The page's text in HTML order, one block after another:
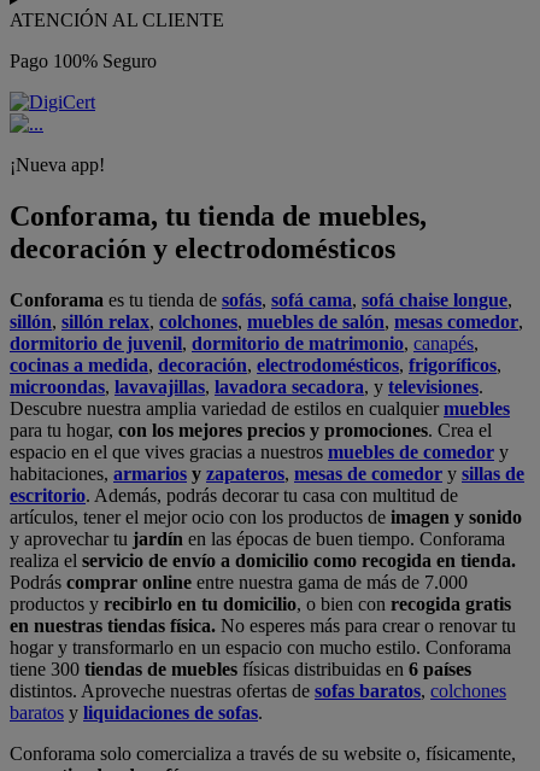
ATENCIÓN AL CLIENTE
Pago 100% Seguro
¡Nueva app!
Conforama, tu tienda de muebles,
decoración y electrodomésticos
Conforama es tu tienda de sofás, sofá cama, sofá chaise longue,
sillón, sillón relax, colchones, muebles de salón, mesas comedor,
dormitorio de juvenil, dormitorio de matrimonio, canapés,
cocinas a medida, decoración, electrodomésticos, frigoríficos,
microondas, lavavajillas, lavadora secadora, y televisiones.
Descubre nuestra amplia variedad de estilos en cualquiermuebles
para tu hogar, con los mejores precios y promociones. Crea el
espacio en el que vives gracias a nuestros muebles de comedor y
habitaciones, armarios y zapateros, mesas de comedor y sillas de
escritorio. Además, podrás decorar tu casa con multitud de
artículos, tener el mejor ocio con los productos de imagen y sonido
y aprovechar tu jardín en las épocas de buen tiempo. Conforama
realiza el servicio de envío a domicilio como recogida en tienda.
Podrás comprar online entre nuestra gama de más de 7.000
productos y recibirlo en tu domicilio, o bien con recogida gratis
en nuestras tiendas física. No esperes más para crear o renovar tu
hogar y transformarlo en un espacio con mucho estilo. Conforama
tiene 300 tiendas de muebles físicas distribuidas en 6 países
distintos. Aproveche nuestras ofertas de sofas baratos, colchones
baratos y liquidaciones de sofas.
Conforama solo comercializa a través de su website o, físicamente,